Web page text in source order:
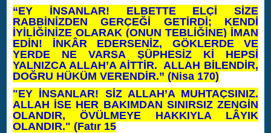
“EY İNSANLAR! ELBETTE ELÇİ SİZE
RABBİNİZDEN GERÇEĞİ GETİRDİ; KENDİ
İYİLİĞİNİZE OLARAK (ONUN TEBLİĞİNE) İMAN
EDİN! İNKÂR EDERSENİZ, GÖKLERDE VE
YERDE NE VARSA ŞÜPHESİZ Kİ HEPSİ
YALNIZCA ALLAH’A AİTTİR. ALLAH BİLENDİR,
DOĞRU HÜKÜM VERENDİR.” (Nisa 170)
"EY İNSANLAR! SİZ ALLAH’A MUHTAÇSINIZ.
ALLAH İSE HER BAKIMDAN SINIRSIZ ZENGİN
OLANDIR, ÖVÜLMEYE HAKKIYLA LÂYIK
OLANDIR." (Fatır 15